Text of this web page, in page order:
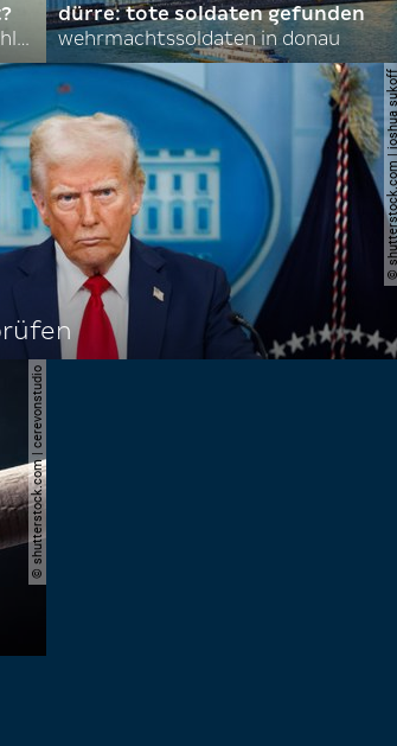
nordkoreas sommerliche empfehlungen
dürre: tote soldaten gefunden
wehrmachtssoldaten in donau
©
© shutterstock.com | cerevonstudio